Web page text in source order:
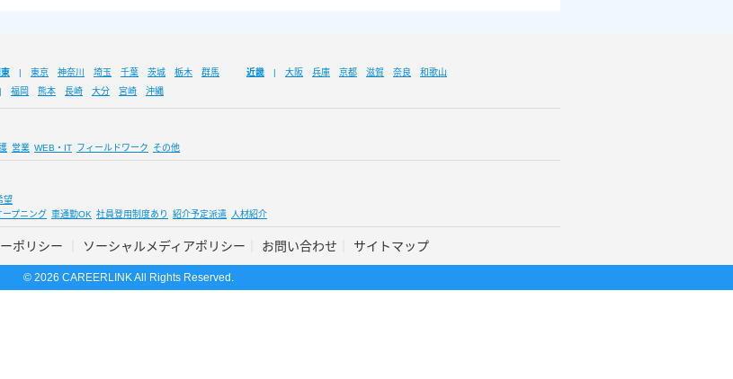
東 東京 神奈川 埼玉 千葉 茨城 栃木 群馬 近畿 大阪 兵庫 京都 滋賀 奈良
和歌山
福岡 熊本 長崎 大分 宮崎 沖縄
営業 WEB・IT フィールドワーク その他
望
ープニング 車通勤OK 社員登用制度あり 紹介予定派遣 人材紹介
ポリシー ソーシャルメディアポリシー お問い合わせ サイトマップ
© 2026 CAREERLINK All Rights Reserved.